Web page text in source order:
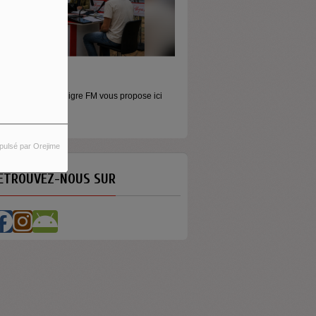
par Orejime
baladeurs Aligre FM vous propose ici
NOUS SUR